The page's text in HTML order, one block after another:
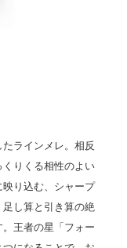
ラインメレ。相反
りくる相性のよい
り込む、シャープ
し算と引き算の絶
王者の星「フォー